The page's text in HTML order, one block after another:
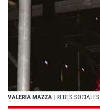
VALERIA MAZZA | REDES SOCIALES